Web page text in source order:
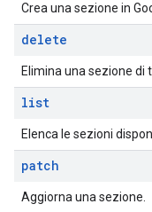
Crea una sezione in
delete
Elimina una sezione di
list
Elenca le sezioni
patch
Aggiorna una sezione.